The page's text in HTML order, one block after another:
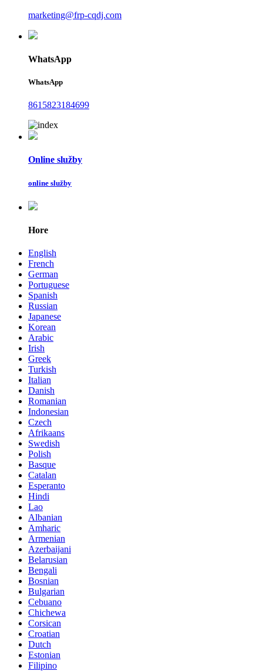
marketing@frp-cqdj.com
WhatsApp
WhatsApp
8615823184699
Online služby
online služby
Hore
English
French
German
Portuguese
Spanish
Russian
Japanese
Korean
Arabic
Irish
Greek
Turkish
Italian
Danish
Romanian
Indonesian
Czech
Afrikaans
Swedish
Polish
Basque
Catalan
Esperanto
Hindi
Lao
Albanian
Amharic
Armenian
Azerbaijani
Belarusian
Bengali
Bosnian
Bulgarian
Cebuano
Chichewa
Corsican
Croatian
Dutch
Estonian
Filipino